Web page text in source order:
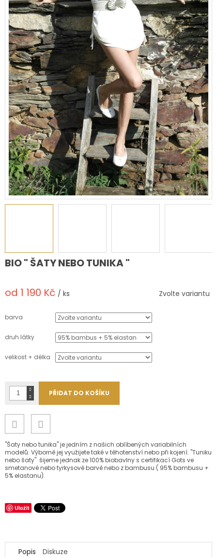
BIO " ŠATY NEBO TUNIKA "
od 1 190 Kč / ks
cena:
Zvolte variantu
barva
druh látky
velikost + délka
PŘIDAT DO KOŠÍKU
"Šaty nebo tunika" je jedním z našich oblíbených variabilních
modelů. Výborně jej využijete také v těhotenství nebo při kojení. "Tuniku
nebo šaty" šijeme jednak ze 100% biobavlny s certifikací Gots ve
smetanové nebo tyrkysové barvě nebo z bambusu ( 95% bambusu +
5% elastanu).
Uložit
Popis Diskuze